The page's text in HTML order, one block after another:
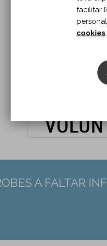
Any
A:Arch
Tipus
Idioma
A FALTAR
facilitar
cookies